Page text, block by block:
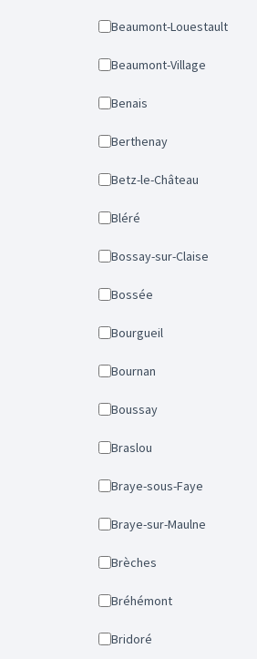
Beaumont-Louestault
Beaumont-Village
Benais
Berthenay
Betz-le-Château
Bléré
Bossay-sur-Claise
Bossée
Bourgueil
Bournan
Boussay
Braslou
Braye-sous-Faye
Braye-sur-Maulne
Brèches
Bréhémont
Bridoré